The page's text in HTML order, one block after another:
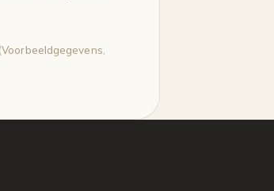
(Voorbeeldgegevens,